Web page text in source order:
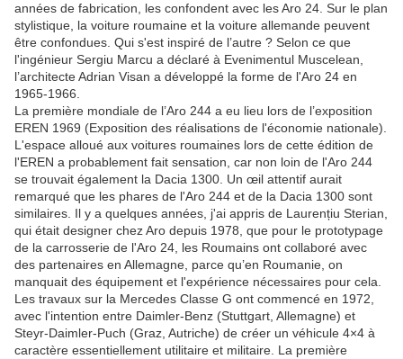
années de fabrication, les confondent avec les Aro 24. Sur le plan
stylistique, la voiture roumaine et la voiture allemande peuvent
être confondues. Qui s'est inspiré de l’autre ? Selon ce que
l'ingénieur Sergiu Marcu a déclaré à Evenimentul Muscelean,
l’architecte Adrian Visan a développé la forme de l'Aro 24 en
1965-1966.
La première mondiale de l’Aro 244 a eu lieu lors de l’exposition
EREN 1969 (Exposition des réalisations de l'économie nationale).
L'espace alloué aux voitures roumaines lors de cette édition de
l'EREN a probablement fait sensation, car non loin de l'Aro 244
se trouvait également la Dacia 1300. Un œil attentif aurait
remarqué que les phares de l'Aro 244 et de la Dacia 1300 sont
similaires. Il y a quelques années, j'ai appris de Laurențiu Sterian,
qui était designer chez Aro depuis 1978, que pour le prototypage
de la carrosserie de l'Aro 24, les Roumains ont collaboré avec
des partenaires en Allemagne, parce qu’en Roumanie, on
manquait des équipement et l'expérience nécessaires pour cela.
Les travaux sur la Mercedes Classe G ont commencé en 1972,
avec l'intention entre Daimler-Benz (Stuttgart, Allemagne) et
Steyr-Daimler-Puch (Graz, Autriche) de créer un véhicule 4×4 à
caractère essentiellement utilitaire et militaire. La première